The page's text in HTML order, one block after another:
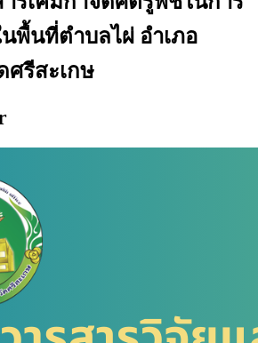
พื้นที่ตำบลไผ่ อำเภอ
ศรีสะเกษ